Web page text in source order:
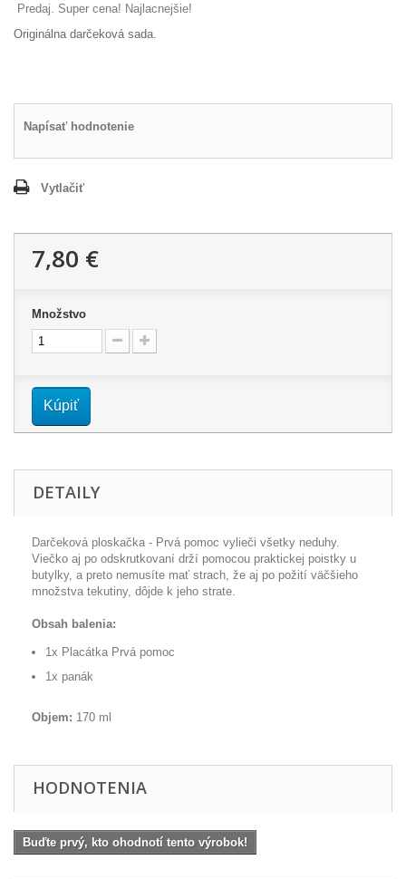
Predaj. Super cena! Najlacnejšie!
Originálna darčeková sada.
Napísať hodnotenie
Vytlačiť
7,80 €
Množstvo
Kúpiť
DETAILY
Darčeková ploskačka - Prvá pomoc vylieči všetky neduhy.
Viečko aj po odskrutkovaní drží pomocou praktickej poistky u
butylky, a preto nemusíte mať strach že aj po požití väčšieho
množstva tekutiny, dôjde k jeho strate
Obsah balenia:
1x Placátka Prvá pomoc
1x panák
Objem: 170 ml
HODNOTENIA
Buďte prvý, kto ohodnotí tento výrobok!